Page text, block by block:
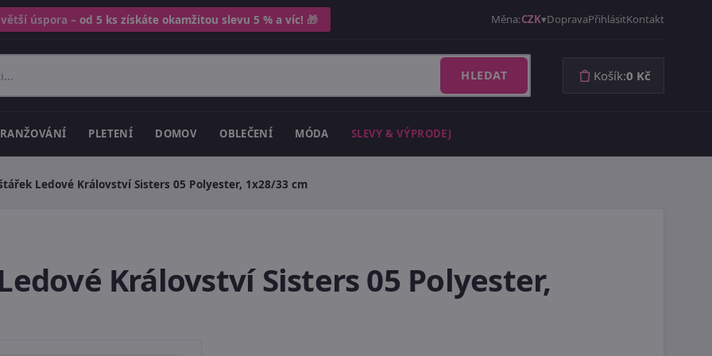
úspora – od 5 ks získáte okamžitou slevu 5 % a víc! 🎁 Měna:CZK DopravaPřihlásitKontakt
HLEDAT Košík:0 Kč
PLETENÍ DOMOV OBLEČENÍ MÓDA SLEVY & VÝPRODEJ
Ledové Království Sisters 05 Polyester, 1x28/33 cm
Království Sisters 05 Polyester,